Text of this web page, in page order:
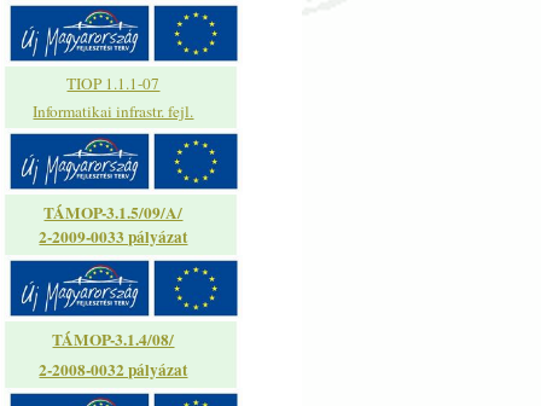
TIOP 1.1.1-07
Informatikai infrastr. fejl.
TÁMOP-3.1.5/09/A/
2-2009-0033 pályázat
TÁMOP-3.1.4/08/
2-2008-0032 pályázat